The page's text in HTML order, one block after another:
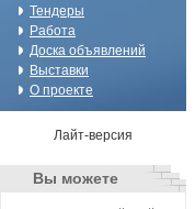
Тендеры
Работа
Доска объявлений
Выставки
О проекте
Лайт-версия
Вы можете